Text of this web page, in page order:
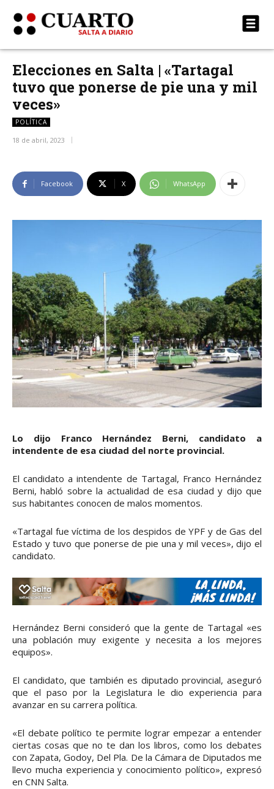
Elecciones en Salta | «Tartagal
tuvo que ponerse de pie una y mil
veces»
POLÍTICA
18 de abril, 2023
Facebook X WhatsApp
Lo dijo Franco Hernández Berni, candidato a
intendente de esa ciudad del norte provincial.
El candidato a intendente de Tartagal, Franco Hernández
Berni, habló sobre la actualidad de esa ciudad y dijo que
sus habitantes conocen de malos momentos.
«Tartagal fue víctima de los despidos de YPF y de Gas del
Estado y tuvo que ponerse de pie una y mil veces», dijo el
candidato.
Hernández Berni consideró que la gente de Tartagal «es
una población muy exigente y necesita a los mejores
equipos».
El candidato, que también es diputado provincial, aseguró
que el paso por la Legislatura le dio experiencia para
avanzar en su carrera política.
«El debate político te permite lograr empezar a entender
ciertas cosas que no te dan los libros, como los debates
con Zapata, Godoy, Del Pla. De la Cámara de Diputados me
llevo mucha experiencia y conocimiento político», expresó
en CNN Salta.